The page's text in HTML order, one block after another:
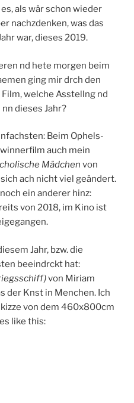
als wär schon wieder
nachzdenken, was das
war, dieses 2019.
nd hete morgen beim
ging mir drch den
welche Asstellng nd
dieses Jahr?
Beim Ophels-
auch mein
Mädchen von
ach nicht viel geändert.
ein anderer hinz:
von 2018, im Kino ist
Jahr, bzw. die
beeindrckt hat:
von Miriam
der Knst in Menchen. Ich
von dem 460x800cm
like this: